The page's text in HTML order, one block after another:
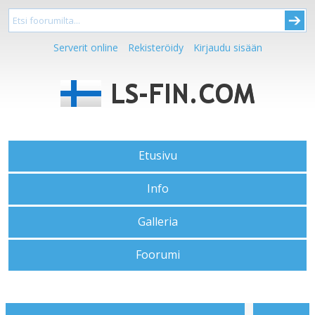
Serverit online Rekisteröidy Kirjaudu sisään
Etusivu
Info
Galleria
Foorumi